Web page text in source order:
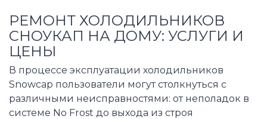
РЕМОНТ ХОЛОДИЛЬНИКОВ
СНОУКАП НА ДОМУ: УСЛУГИ И
ЦЕНЫ
В процессе эксплуатации холодильников
Snowcap пользователи могут столкнуться с
различными неисправностями: от неполадок в
системе No Frost до выхода из строя